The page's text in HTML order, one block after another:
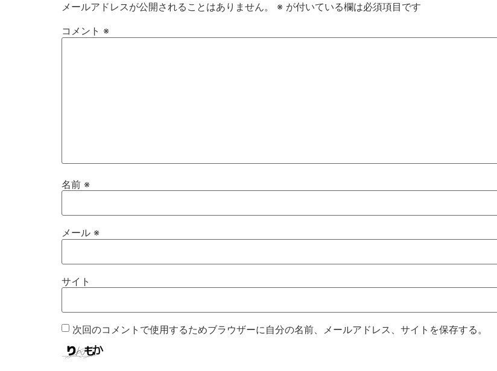
メールアドレスが公開されることはありません。 ※ が付いている欄は必須項目です
コメント ※
名前 ※
メール ※
サイト
次回のコメントで使用するためブラウザーに自分の名前、メールアドレス、サイトを保存する。